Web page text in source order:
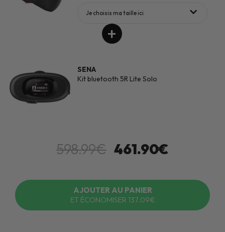
Je choisis ma taille ici
SENA
Kit bluetooth 5R Lite Solo
598.99€ 461.90€
AJOUTER AU PANIER
ET ÉCONOMISER 137.09€